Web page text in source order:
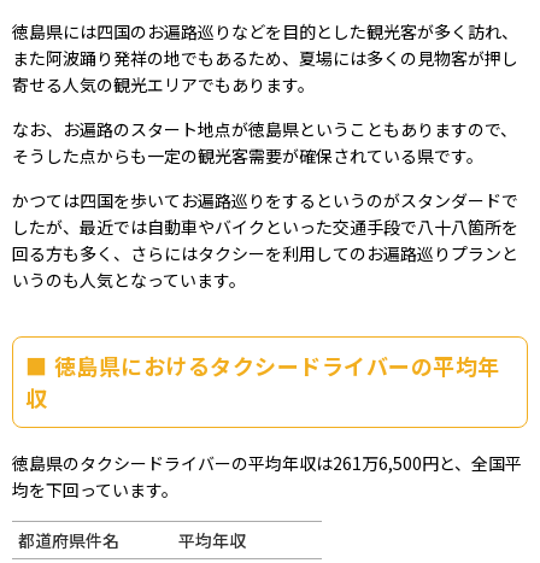
徳島県には四国のお遍路巡りなどを目的とした観光客が多く訪れ、
また阿波踊り発祥の地でもあるため、夏場には多くの見物客が押し
寄せる人気の観光エリアでもあります。
なお、お遍路のスタート地点が徳島県ということもありますので、
そうした点からも一定の観光客需要が確保されている県です。
かつては四国を歩いてお遍路巡りをするというのがスタンダードで
したが、最近では自動車やバイクといった交通手段で八十八箇所を
回る方も多く、さらにはタクシーを利用してのお遍路巡りプランと
いうのも人気となっています。
徳島県におけるタクシードライバーの平均年
収
徳島県のタクシードライバーの平均年収は261万6,500円と、全国平
均を下回っています。
都道府県件名
平均年収